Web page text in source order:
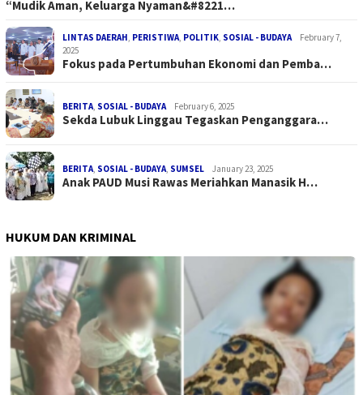
“Mudik Aman, Keluarga Nyaman&#8221…
LINTAS DAERAH PERISTIWA POLITIK SOSIAL - BUDAYA
February 7,
2025
Fokus pada Pertumbuhan Ekonomi dan Pemba…
BERITA SOSIAL - BUDAYA February 6, 2025
Sekda Lubuk Linggau Tegaskan Penganggara…
BERITA SOSIAL - BUDAYA SUMSEL January 23, 2025
Anak PAUD Musi Rawas Meriahkan Manasik H…
HUKUM DAN KRIMINAL